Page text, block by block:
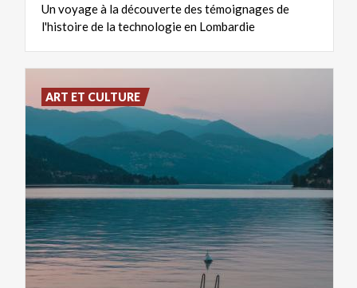
Unvoyageà ladécouvertedes témoignages de
l'histoirede latechnologieen Lombardie
ART ET CULTURE